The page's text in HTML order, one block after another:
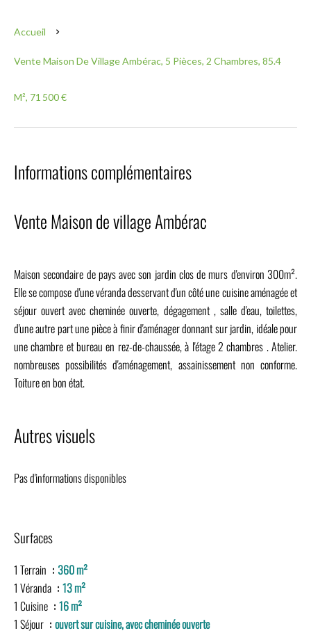
Accueil
Vente Maison De Village Ambérac, 5 Pièces, 2 Chambres, 85.4
M², 71 500 €
Informations complémentaires
Vente Maison de village Ambérac
Maison secondaire de pays avec son jardin clos de murs d'environ 300m².
Elle se compose d'une véranda desservant d'un côté une cuisine aménagée et
séjour ouvert avec cheminée ouverte, dégagement , salle d'eau, toilettes,
d'une autre part une pièce à finir d'aménager donnant sur jardin, idéale pour
une chambre et bureau en rez-de-chaussée, à l'étage 2 chambres . Atelier.
nombreuses possibilités d'aménagement, assainissement non conforme.
Toiture en bon état.
Autres visuels
Pas d'informations disponibles
Surfaces
1 Terrain
360 m²
1 Véranda
13 m²
1 Cuisine
16 m²
1 Séjour
ouvert sur cuisine, avec cheminée ouverte